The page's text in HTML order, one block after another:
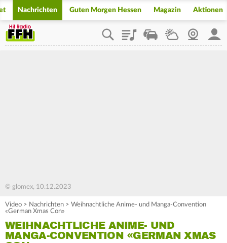
Nachrichten Guten Morgen Hessen Magazin Aktionen
PlaylistStaupilotWetterWebcam
© glomex, 10.12.2023
Video > Nachrichten > Weihnachtliche Anime- und Manga-Convention
«German Xmas Con»
WEIHNACHTLICHE ANIME- UND
MANGA-CONVENTION «GERMAN XMAS